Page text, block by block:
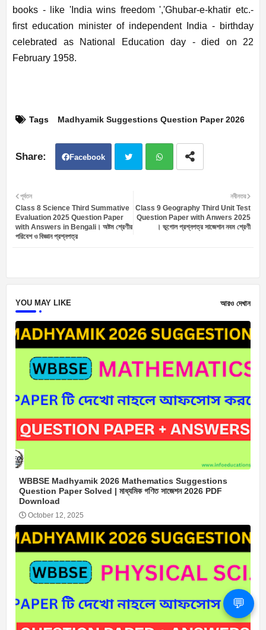
books - like 'India wins freedom ','Ghubar-e-khatir etc.-
first education minister of independent India - birthday
celebrated as National Education day - died on 22
February 1958.
Tags Madhyamik Suggestions Question Paper 2026
Facebook
ter atsa
নবীনতর
Class 9 Geography Third Unit Test
Question Paper with Anwers 2025
। ভূগোল প্রশ্নপত্র সাজেশান নবম শ্রেণী
পূর্বতন
Class 8 Science Third Summative
Evaluation 2025 Question Paper
with Answers in Bengali। অষ্টম শ্রেণীর
পরিবেশ ও বিজ্ঞান প্রশ্নপত্র
YOU MAY LIKE আরও দেখান
WBBSE Madhyamik 2026 Mathematics Suggestions
Question Paper Solved | মাধ্যমিক গণিত সাজেশন 2026 PDF
Download
October 12, 2025
💬